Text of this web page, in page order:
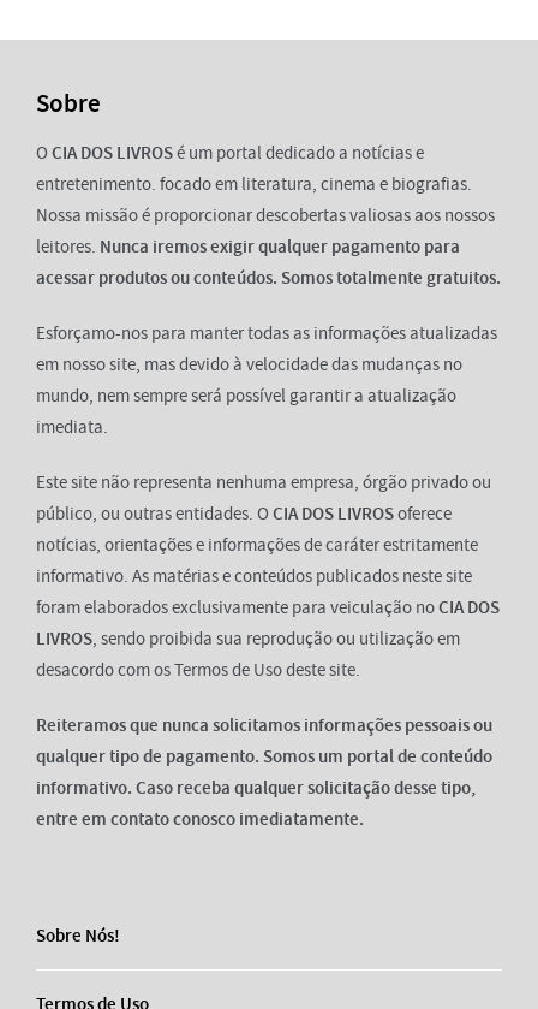
Sobre
OCIA DOS LIVROSé um portal dedicado a notícias e
entretenimento. focado em literatura, cinema e biografias.
Nossa missão é proporcionar descobertas valiosas aos nossos
leitores. Nunca iremos exigir qualquer pagamento para
acessar produtos ou conteúdos. Somos totalmente gratuitos.
Esforçamo-nos para manter todas as informações atualizadas
em nosso site, mas devido à velocidade das mudanças no
mundo, nem sempre será possível garantir a atualização
imediata.
Este site não representa nenhuma empresa, órgão privado ou
público, ou outras entidades. OCIA DOS LIVROSoferece
notícias, orientações e informações de caráter estritamente
informativo. As matérias e conteúdos publicados neste site
foram elaborados exclusivamente para veiculação noCIA DOS
LIVROS, sendo proibida sua reprodução ou utilização em
desacordo com os Termos de Uso deste site.
Reiteramos que nunca solicitamos informações pessoais ou
qualquer tipo de pagamento. Somos um portal de conteúdo
informativo. Caso receba qualquer solicitação desse tipo,
entre em contato conosco imediatamente.
Sobre Nós!
Termos de Uso